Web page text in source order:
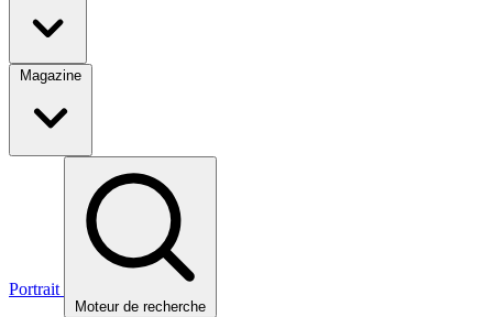
Magazine
Portrait
Moteur de recherche